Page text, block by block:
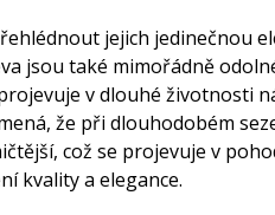
jejich jedinečnou
jsou také mimořádně
v dlouhé životnosti
že při dlouhodobém
což se projevuje v
kvality a elegance.